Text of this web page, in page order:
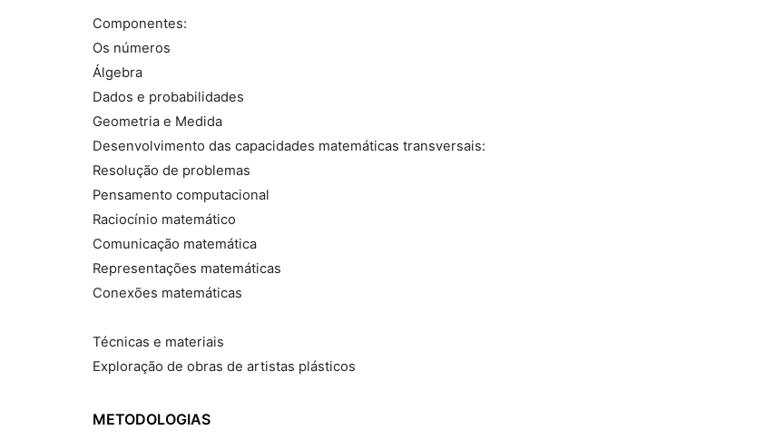
Componentes:
Os números
Álgebra
Dados e probabilidades
Geometria e Medida
Desenvolvimento das capacidades matemáticas transversais:
Resolução de problemas
Pensamento computacional
Raciocínio matemático
Comunicação matemática
Representações matemáticas
Conexões matemáticas
Técnicas e materiais
Exploração de obras de artistas plásticos
METODOLOGIAS